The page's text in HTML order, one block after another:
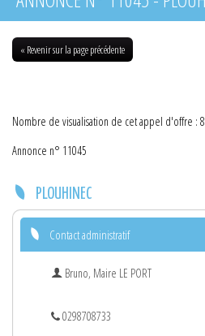
« Revenir sur la page précédente
Nombre de visualisation de cet appel d'offre :
Annonce n° 11045
PLOUHINEC
Contact administratif
Bruno, Maire LE PORT
0298708733